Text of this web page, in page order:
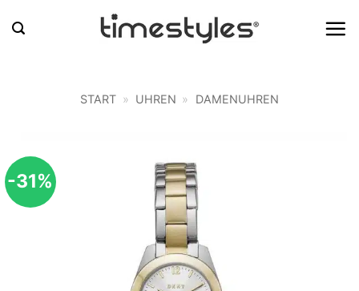
Inhalt
START » UHREN » DAMENUHREN
-31%